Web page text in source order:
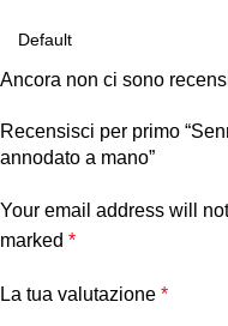
Ancora non ci sono
Recensisci per primo
annodato a mano”
Your email address will
marked *
La tua valutazione *